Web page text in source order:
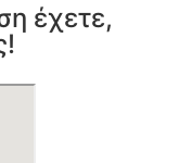
έχετε,